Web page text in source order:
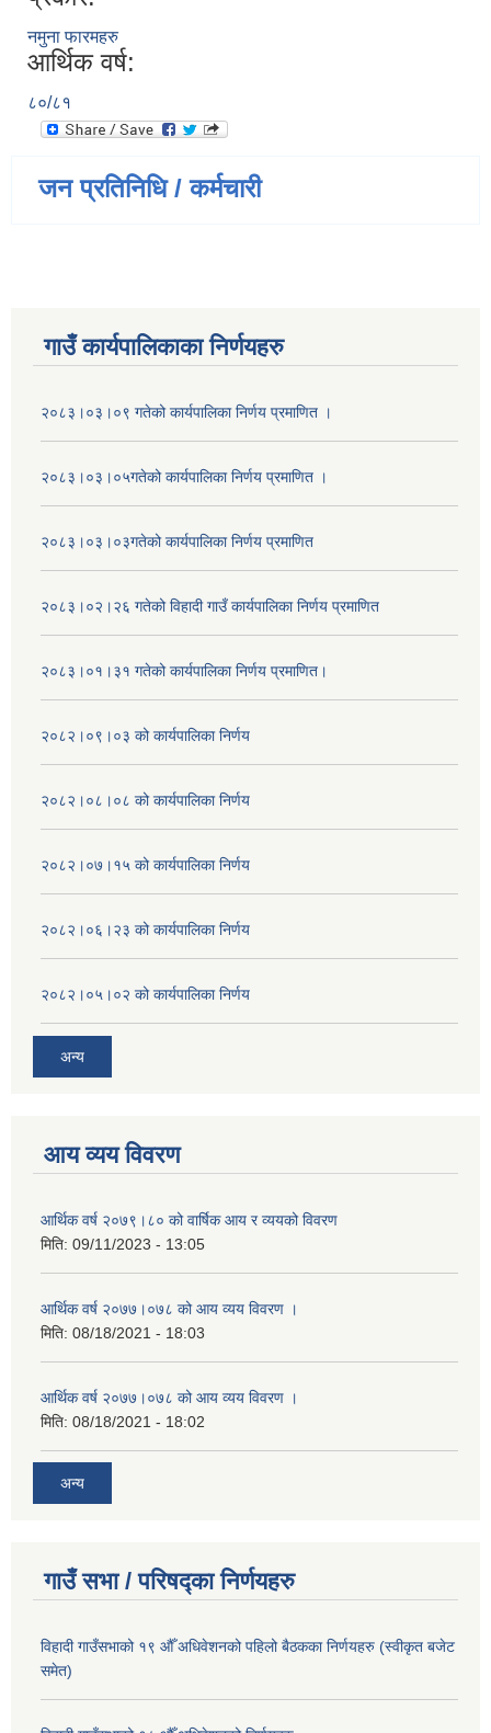
नमुना फारमहरु
आर्थिक वर्ष:
८०/८१
जन प्रतिनिधि / कर्मचारी
गाउँ कार्यपालिकाका निर्णयहरु
२०८३।०३।०९ गतेको कार्यपालिका निर्णय प्रमाणित ।
२०८३।०३।०५गतेको कार्यपालिका निर्णय प्रमाणित ।
२०८३।०३।०३गतेको कार्यपालिका निर्णय प्रमाणित
२०८३।०२।२६ गतेको विहादी गाउँ कार्यपालिका निर्णय प्रमाणित
२०८३।०१।३१ गतेको कार्यपालिका निर्णय प्रमाणित।
२०८२।०९।०३ को कार्यपालिका निर्णय
२०८२।०८।०८ को कार्यपालिका निर्णय
२०८२।०७।१५ को कार्यपालिका निर्णय
२०८२।०६।२३ को कार्यपालिका निर्णय
२०८२।०५।०२ को कार्यपालिका निर्णय
अन्य
आय व्यय विवरण
आर्थिक वर्ष २०७९।८० को वार्षिक आय र व्ययको विवरण
मिति: 09/11/2023 - 13:05
आर्थिक वर्ष २०७७।०७८ को आय व्यय विवरण ।
मिति: 08/18/2021 - 18:03
आर्थिक वर्ष २०७७।०७८ को आय व्यय विवरण ।
मिति: 08/18/2021 - 18:02
अन्य
गाउँ सभा / परिषद्का निर्णयहरु
विहादी गाउँसभाको १९ औँ अधिवेशनको पहिलो बैठकका निर्णयहरु (स्वीकृत बजेट
समेत)